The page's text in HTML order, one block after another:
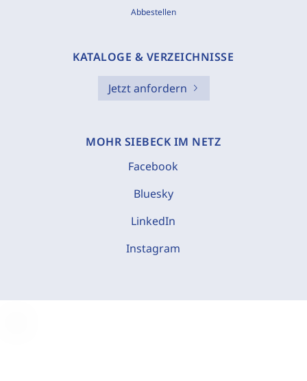
Abbestellen
KATALOGE & VERZEICHNISSE
Jetzt anfordern
MOHR SIEBECK IM NETZ
Facebook
Bluesky
LinkedIn
Instagram